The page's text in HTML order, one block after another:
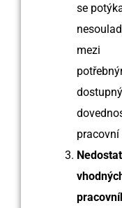
se
mezi
pracovní